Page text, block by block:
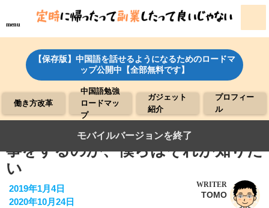
menu
【保存版】中国語を話せるようになるためのロードマ
ップ公開中【全部無料です】
働き方改革
中国語勉強
ロードマッ
プ
ガジェット
紹介
プロフィー
ル
●世代で価値観が違う。何故その仕
事をするのか、僕らはそれが知りた
い
2019年1月4日
2020年10月24日
WRITER
TOMO
モバイルバージョンを終了